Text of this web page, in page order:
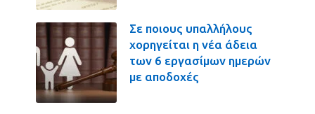
Σε ποιους υπαλλήλους
χορηγείται η νέα άδεια
των 6 εργασίμων ημερών
με αποδοχές